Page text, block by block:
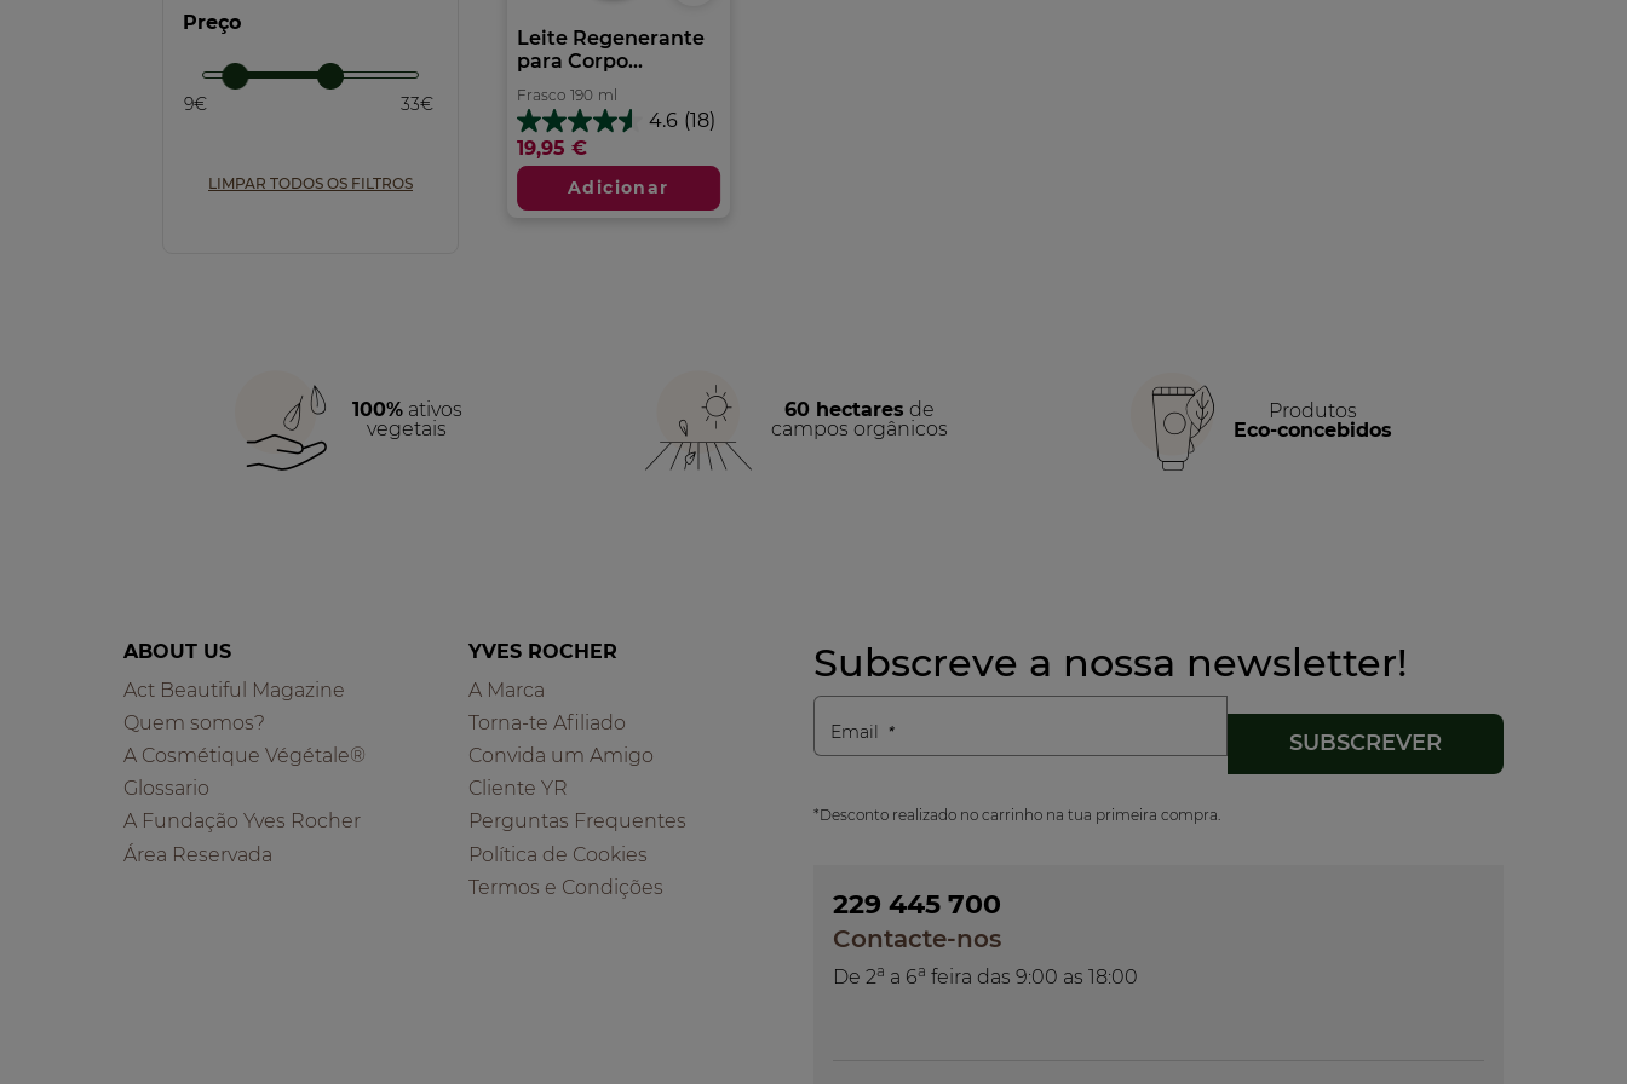
Preço
9€ 33€
LIMPAR TODOS OS FILTROS
Leite Regenerante
para Corpo...
Frasco 190 ml
4.6 (18)
4.6
em
5
estrelas.
18
19,95 €
Adicionar
100%ativos
vegetais
60 hectares de
campos orgânicos
Produtos
Eco-concebidos
ABOUT US
Act Beautiful Magazine
Quem somos?
A Cosmétique Végétale®
Glossario
A Fundação Yves Rocher
Área Reservada
YVES ROCHER
A Marca
Torna-te Afiliado
Convida um Amigo
Cliente YR
Perguntas Frequentes
Política de Cookies
Termos e Condições
Subscreve a nossa newsletter!
Email
*Desconto realizado no carrinho na tua primeira compra.
229 445 700
Contacte-nos
De 2a a 6a feira das 9:00 as 18:00